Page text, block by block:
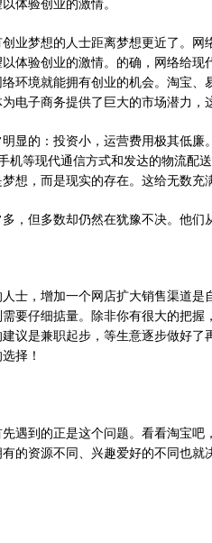
体验创业的激情。
业梦想的人士距离梦想更近了。
体验创业的激情。的确，网络给
环境就能拥有创业的机会。淘宝
电子商务提供了巨大的市场潜力，
显的：投资小，运营费用极其低
机等现代通信方式和发达的物流配
想，而是现实的存在。这给无数充
，但多数却仍然在犹豫不决。他们
士，增加一个网店扩大销售渠道
要仔细掂量。除非你有很大的把
议是兼职起步，等生意逐步做好
择！
遇到的正是这个问题。看看淘宝
的资源不同、兴趣爱好的不同也